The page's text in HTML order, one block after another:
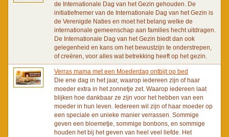
de Internationale Dag van het Gezin gehouden. De
initiatiefnemer van de Internationale Dag van het Gezin is
de Verenigde Naties en moet het belang welke de
internationale gemeenschap aan families hecht uitdragen.
De Internationale Dag van het Gezin biedt dan ook
gelegenheid en kans om het bewustzijn te onderstrepen,
of creëren, voor alles wat betrekking heeft op het gezin.
Verras mama met een Moederdag ontbijt op bed
Die ene dag in het jaar, waarop iedereen zijn of haar
moeder extra in het zonnetje zet. Waarop iedereen laat
blijken hoe dankbaar ze zijn voor het hebben van een
moeder in hun leven. Iedereen wil zijn of haar moeder op
een speciale en unieke manier verrassen. Sommige
geven een bloemetje, sommige bonbons, en sommige
houden het bij het geven van heel veel liefde. Het